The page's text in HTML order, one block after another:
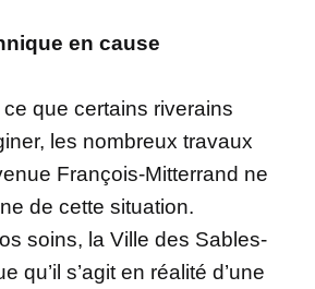
en cause
que certains riverains
les nombreux travaux
François-Mitterrand ne
de cette situation.
soins, la Ville des Sables-
qu’il s’agit en réalité d’une